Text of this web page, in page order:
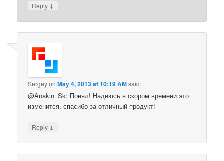
Reply ↓
SergeyonMay 4, 2013 at 10:19 AMsaid:
@Anakin_Sk: Понял! Надеюсь в скором времени это
изменится, спасибо за отличный продукт!
Reply ↓